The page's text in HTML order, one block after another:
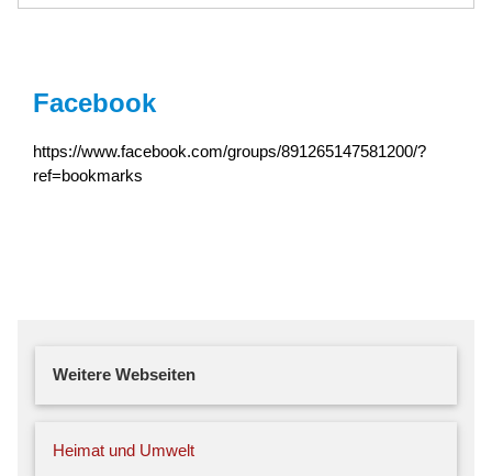
Facebook
https://www.facebook.com/groups/891265147581200/?
ref=bookmarks
Weitere Webseiten
Heimat und Umwelt